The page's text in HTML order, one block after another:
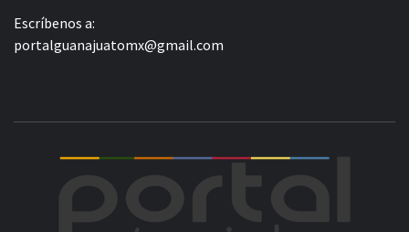
Escríbenos a:
portalguanajuatomx@gmail.com